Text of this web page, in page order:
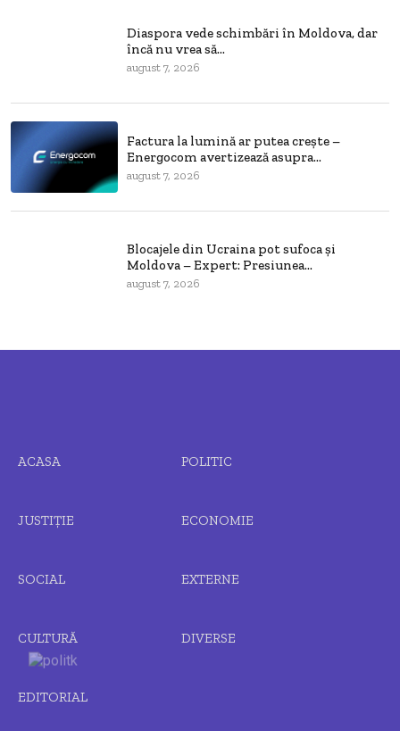
Diaspora vede schimbări în Moldova, dar
încă nu vrea să...
august 7, 2026
Factura la lumină ar putea crește –
Energocom avertizează asupra...
august 7, 2026
Blocajele din Ucraina pot sufoca și
Moldova – Expert: Presiunea...
august 7, 2026
ACASA POLITIC
JUSTIȚIE ECONOMIE
SOCIAL EXTERNE
CULTURĂ DIVERSE
EDITORIAL